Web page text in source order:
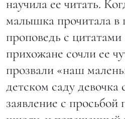
научила ее читать.
малышка прочитала в
проповедь с
прихожане сочли ее
прозвали «наш
детском саду девочка
заявление с просьбой